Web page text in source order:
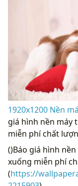
1920x1200 Nền
giá hình nền máy
miễn phí chất
()Báo giá hình
xuống miễn phí
(https://